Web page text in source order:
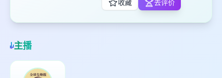
收藏
去评价
主播
取消 确定